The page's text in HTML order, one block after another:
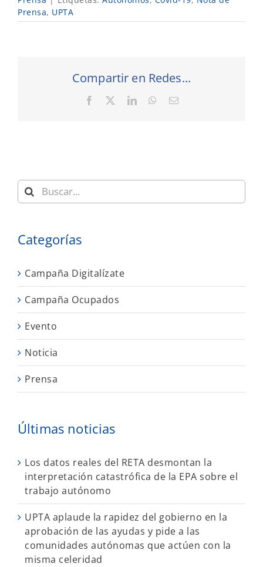
Prensa, UPTA
Compartir en Redes...
Facebook LinkedInWhatsApp
Correo
Buscar:
Categorías
Campaña Digitalízate
Campaña Ocupados
Evento
Noticia
Prensa
Últimas noticias
Los datos reales del RETA desmontan la
interpretación catastrófica de la EPA sobre el
trabajo autónomo
UPTA aplaude la rapidez del gobierno en la
aprobación de las ayudas y pide a las
comunidades autónomas que actúen con la
misma celeridad